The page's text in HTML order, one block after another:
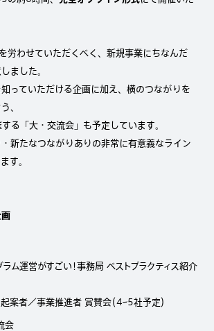
労わせていただくべく、新規事業にちなんだ
ました。
っていただける企画に加え、横のつながりを
、
る「大・交流会」も予定しています。
新たなつながりありの非常に有意義なライン
す。
ム運営がすごい！事務局 ベストプラクティス紹介
案者／事業推進者 賞賛会（4~5社予定）
会